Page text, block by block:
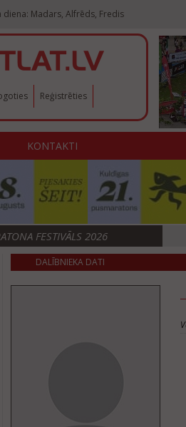
diena: Madars, Alfrēds, Fredis
Reģistrēties
KONTAKTI
FESTIVĀLS 2026
DALĪBNIEKA DATI